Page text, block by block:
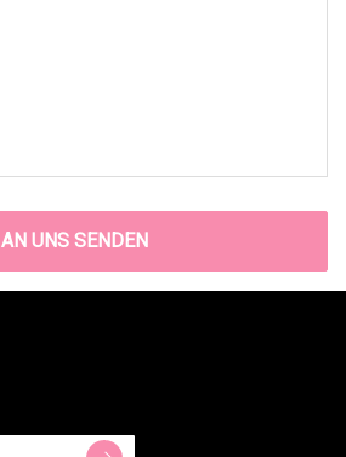
AN UNS SENDEN